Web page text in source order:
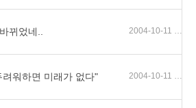
뀌었네.. 2004-10-11 04:14
려워하면 미래가 없다" 2004-10-11 02:05